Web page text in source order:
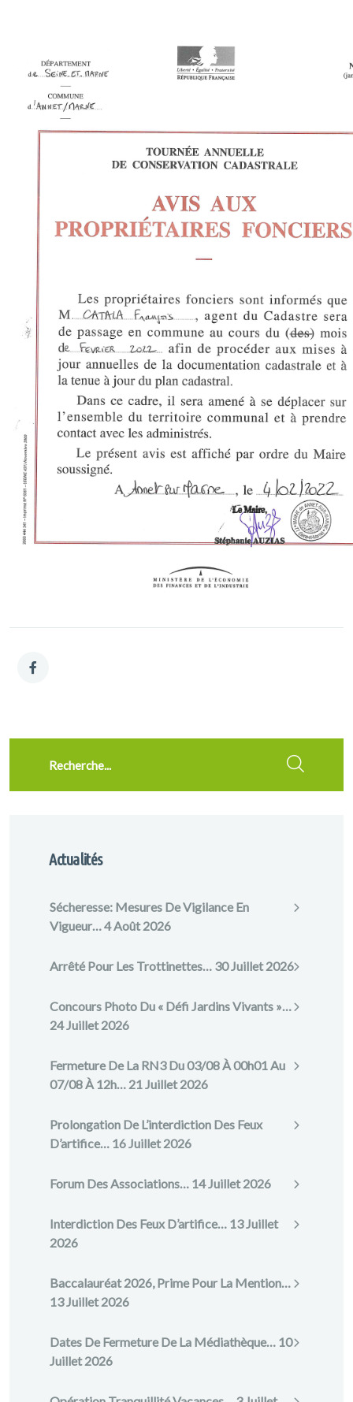
Actualités
Sécheresse: Mesures De Vigilance En
Vigueur…4 Août 2026
Arrêté Pour Les Trottinettes… 30 Juillet 2026
Concours Photo Du « Défi Jardins Vivants »…
24 Juillet 2026
Fermeture De La RN3 Du 03/08 À 00h01 Au
07/08 À 12h… 21 Juillet 2026
Prolongation De L’interdiction Des Feux
D’artifice… 16 Juillet 2026
Forum Des Associations… 14 Juillet 2026
Interdiction Des Feux D’artifice… 13 Juillet
2026
Baccalauréat 2026, Prime Pour La Mention…
13 Juillet 2026
Dates De Fermeture De La Médiathèque… 10
Juillet 2026